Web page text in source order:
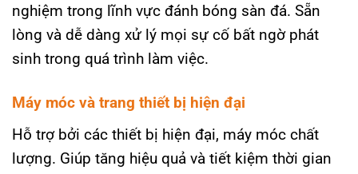
nghiệm trong lĩnh vực đánh bóng sàn đá. Sẵn
lòng và dễ dàng xử lý mọi sự cố bất ngờ phát
sinh trong quá trình làm việc.
Máy móc và trang thiết bị hiện đại
Hỗ trợ bởi các thiết bị hiện đại, máy móc chất
lượng. Giúp tăng hiệu quả và tiết kiệm thời gian